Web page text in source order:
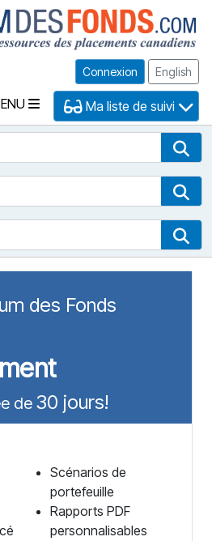
Connexion English
Ma liste de suivi
des Fonds
de 30 jours!
Scénarios de
portefeuille
Rapports PDF
personnalisables